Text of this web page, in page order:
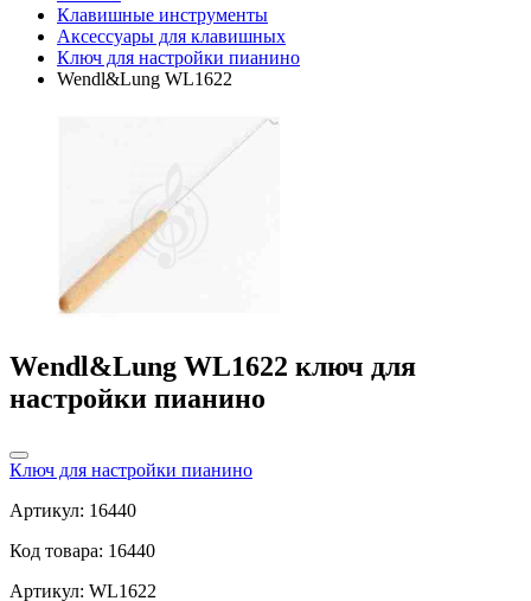
Клавишные инструменты
Аксессуары для клавишных
Ключ для настройки пианино
Wendl&Lung WL1622
Wendl&Lung WL1622 ключ для
настройки пианино
Ключ для настройки пианино
Артикул: 16440
Код товара: 16440
Артикул: WL1622